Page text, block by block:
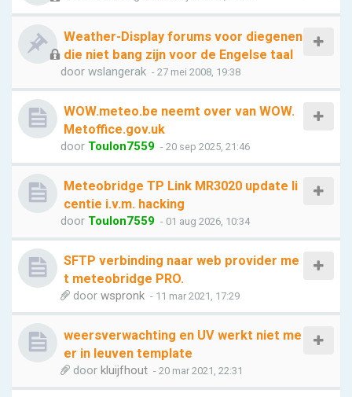
Weather-Display forums voor diegenen
die niet bang zijn voor de Engelse taal
door wslangerak - 27 mei 2008, 19:38
WOW.meteo.be neemt over van WOW.
Metoffice.gov.uk
door Toulon7559 - 20 sep 2025, 21:46
Meteobridge TP Link MR3020 update li
centie i.v.m. hacking
door Toulon7559 - 01 aug 2026, 10:34
SFTP verbinding naar web provider me
t meteobridge PRO.
door wspronk - 11 mar 2021, 17:29
weersverwachting en UV werkt niet me
er in leuven template
door kluijfhout - 20 mar 2021, 22:31